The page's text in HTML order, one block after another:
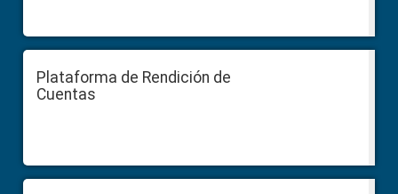
Plataforma de Rendición de
Cuentas